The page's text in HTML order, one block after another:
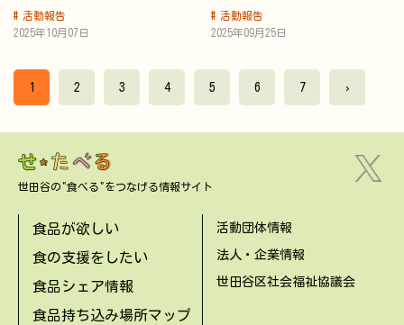
活動報告
2025年10月07日
活動報告
2025年09月25日
1 2 3 4 5 6 7 ›
世田谷の"食べる"をつなげる情報サイト
食品が欲しい
食の支援をしたい
食品シェア情報
食品持ち込み場所マップ
活動団体情報
法人・企業情報
世田谷区社会福祉協議会